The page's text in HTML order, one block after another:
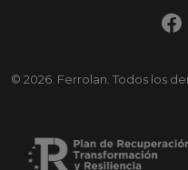
© 2026. Ferrolan. Todos los